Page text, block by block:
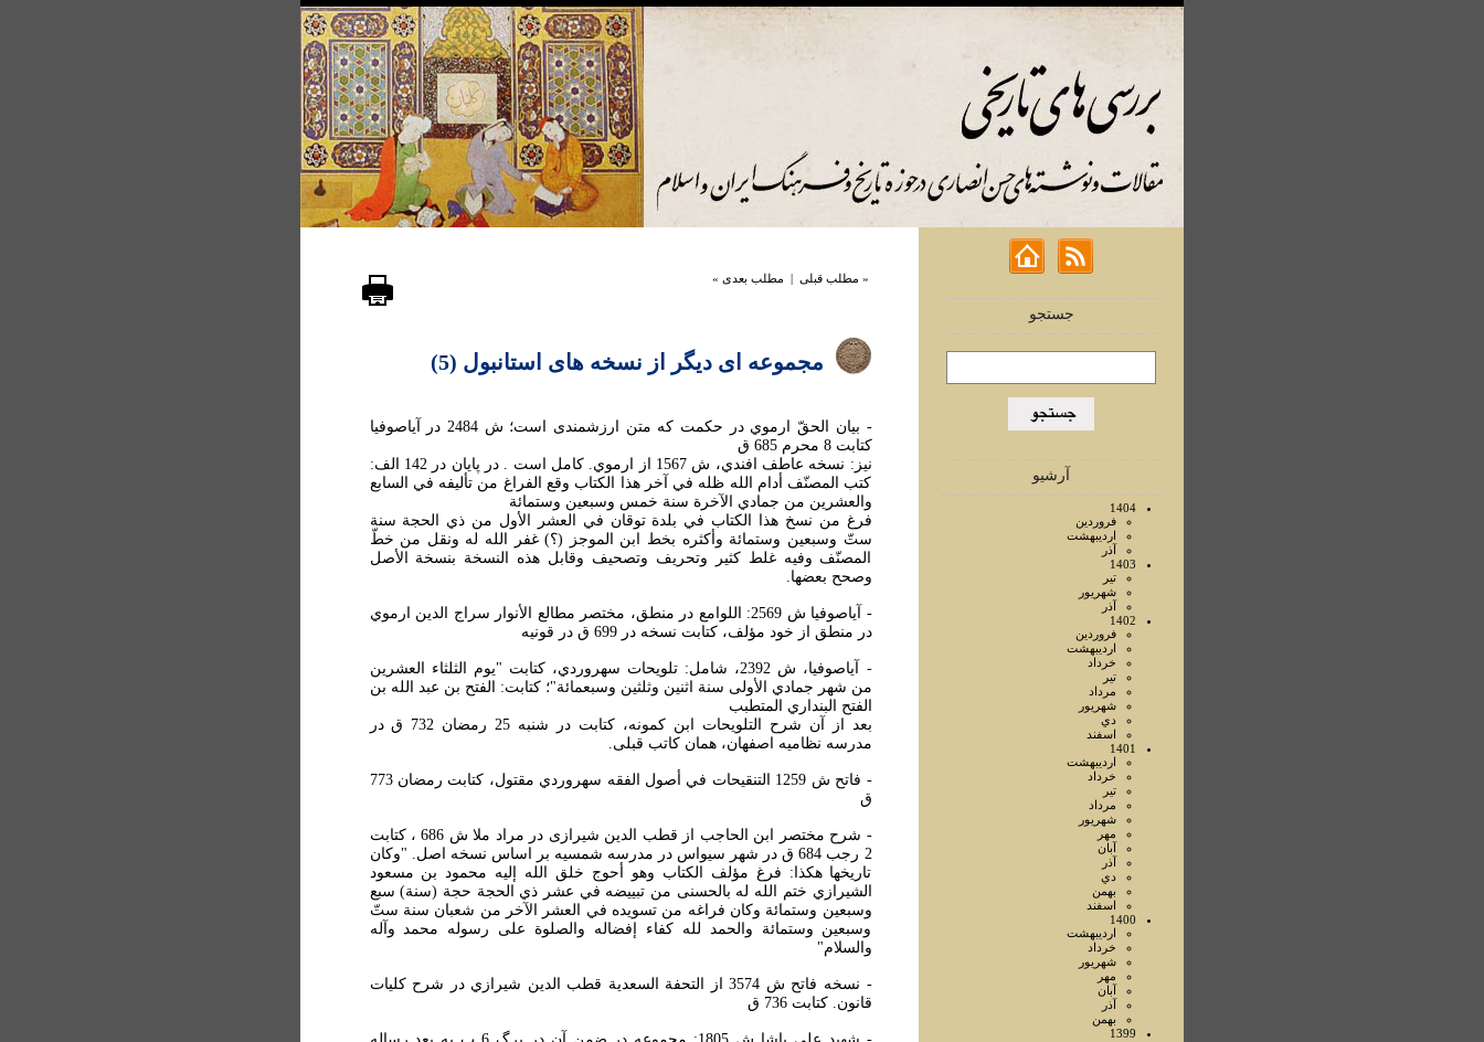
جستجو
آرشیو
1404
فروردين
ارديبهشت
آذر
1403
تير
شهريور
آذر
1402
فروردين
ارديبهشت
خرداد
تير
مرداد
شهريور
دي
اسفند
1401
ارديبهشت
خرداد
تير
مرداد
شهريور
مهر
آبان
آذر
دي
بهمن
اسفند
1400
ارديبهشت
خرداد
شهريور
مهر
آبان
آذر
بهمن
1399
« مطلب قبلی | مطلب بعدی »
مجموعه ای ديگر از نسخه های استانبول (5)
- بيان الحقّ ارموي در حکمت که متن ارزشمندی است؛ ش 2484 در آياصوفيا
کتابت 8 محرم 685 ق
نيز: نسخه عاطف افندي، ش 1567 از ارموي. کامل است . در پايان در 142 الف:
کتب المصنّف أدام الله ظله في آخر هذا الکتاب وقع الفراغ من تأليفه في السابع
والعشرين من جمادي الآخرة سنة خمس وسبعين وستمائة
فرغ من نسخ هذا الکتاب في بلدة توقان في العشر الأول من ذي الحجة سنة
ستّ وسبعين وستمائة وأکثره بخط ابن الموجز (؟) غفر الله له ونقل من خطّ
المصنّف وفيه غلط کثير وتحريف وتصحيف وقابل هذه النسخة بنسخة الأصل
وصحح بعضها.
- آياصوفيا ش 2569: اللوامع در منطق، مختصر مطالع الأنوار سراج الدين ارموي
در منطق از خود مؤلف، کتابت نسخه در 699 ق در قونيه
- آياصوفيا، ش 2392، شامل: تلويحات سهروردي، کتابت "يوم الثلثاء العشرين
من شهر جمادي الأولی سنة اثنين وثلثين وسبعمائة"؛ کتابت: الفتح بن عبد الله بن
الفتح البنداري المتطبب
بعد از آن شرح التلويحات ابن کمونه، کتابت در شنبه 25 رمضان 732 ق در
مدرسه نظاميه اصفهان، همان کاتب قبلی.
- فاتح ش 1259 التنقيحات في أصول الفقه سهروردي مقتول، کتابت رمضان 773
ق
- شرح مختصر ابن الحاجب از قطب الدين شيرازی در مراد ملا ش 686 ، کتابت
2 رجب 684 ق در شهر سيواس در مدرسه شمسيه بر اساس نسخه اصل. "وکان
تاريخها هکذا: فرغ مؤلف الکتاب وهو أحوج خلق الله إليه محمود بن مسعود
الشيرازي ختم الله له بالحسنی من تبييضه في عشر ذي الحجة حجة (سنة) سبع
وسبعين وستمائة وکان فراغه من تسويده في العشر الآخر من شعبان سنة ستّ
وسبعين وستمائة والحمد لله کفاء إفضاله والصلوة علی رسوله محمد وآله
والسلام"
- نسخه فاتح ش 3574 از التحفة السعدية قطب الدين شيرازي در شرح کلیات
قانون. کتابت 736 ق